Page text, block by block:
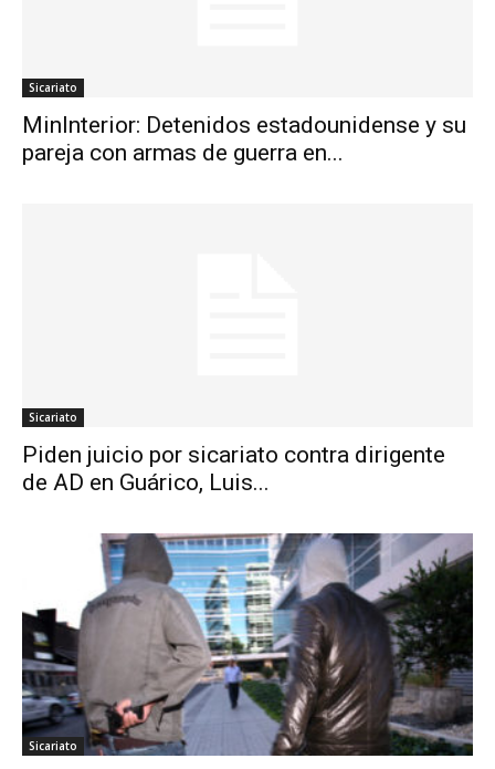
Sicariato
MinInterior: Detenidos estadounidense y su
pareja con armas de guerra en...
Sicariato
Piden juicio por sicariato contra dirigente
de AD en Guárico, Luis...
Sicariato